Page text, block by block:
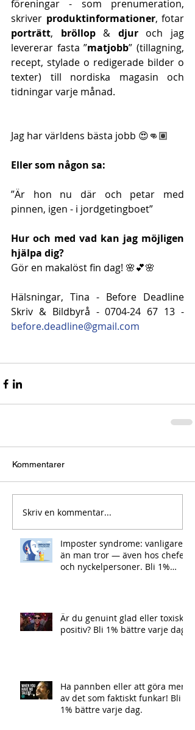
föreningar - som prenumeration,
skriver produktinformationer
porträtt, bröllop & djur och jag
levererar fasta ”matjobb” (tillagning,
recept, stylade o redigerade bilder o
texter) till nordiska magasin och
tidningar varje månad.
Jag har världens bästa jobb 😍👊🏽
Eller som någon sa:
”Är hon nu där och petar med
pinnen, igen - i jordgetingboet”
Hur och med vad kan jag möjligen
hjälpa dig?
Gör en makalöst fin dag! 🌸💕🌸
Hälsningar, Tina - Before Deadline
before.deadline@gmail.com
Kommentarer
Skriv en kommentar...
Imposter syndrome: vanligare
än man tror — även hos chefer
och nyckelpersoner. Bli 1%
Är du genuint glad eller toxiskt
positiv? Bli 1% bättre varje dag
Ha pannben eller att göra mer
av det som faktiskt funkar! Bli
1% bättre varje dag.